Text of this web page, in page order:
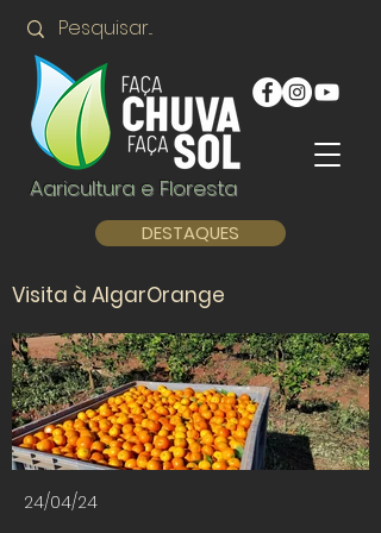
Agricultura e Floresta
DESTAQUES
Visita à AlgarOrange
24/04/24